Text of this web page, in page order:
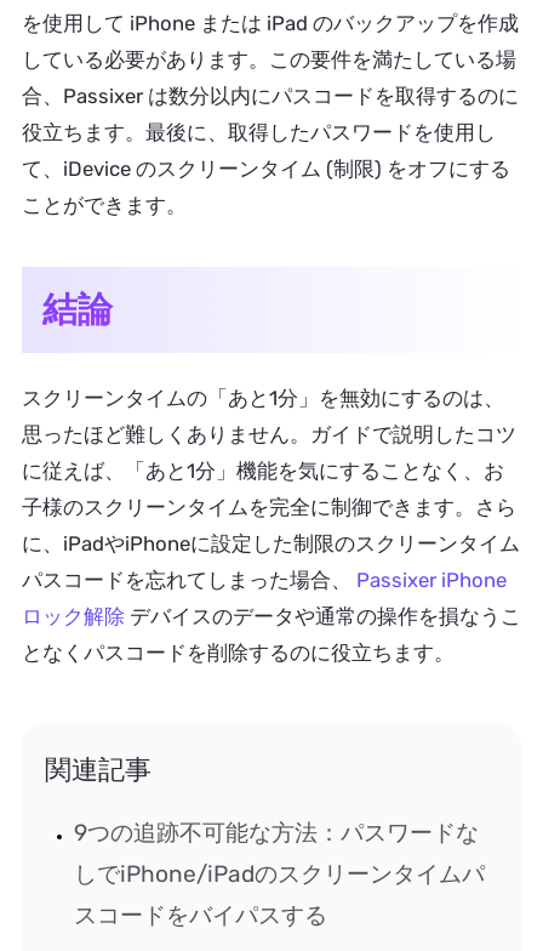
を使用して iPhone または iPad のバックアップを作成
している必要があります。この要件を満たしている場
合、Passixer は数分以内にパスコードを取得するのに
役立ちます。最後に、取得したパスワードを使用し
て、iDevice のスクリーンタイム (制限) をオフにする
ことができます。
結論
スクリーンタイムの「あと1分」を無効にするのは、
思ったほど難しくありません。ガイドで説明したコツ
に従えば、「あと1分」機能を気にすることなく、お
子様のスクリーンタイムを完全に制御できます。さら
に、iPadやiPhoneに設定した制限のスクリーンタイム
パスコードを忘れてしまった場合、 Passixer iPhone
ロック解除 デバイスのデータや通常の操作を損なうこ
となくパスコードを削除するのに役立ちます。
関連記事
9つの追跡不可能な方法：パスワードな
しでiPhone/iPadのスクリーンタイムパ
スコードをバイパスする